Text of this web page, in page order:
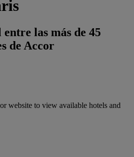
las más de 45
de Accor
website to view available hotels and